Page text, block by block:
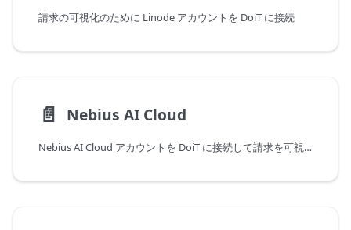
請求の可視化のために Linode アカウントを DoiT に接続
📄️ Nebius AI Cloud
Nebius AI Cloud アカウントを DoiT に接続して請求を可視化します